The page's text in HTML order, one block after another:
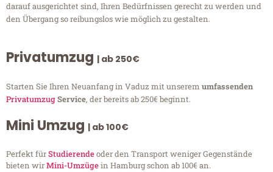
darauf ausgerichtet sind, Ihren Bedürfnissen gerecht zu werden und
den Übergang so reibungslos wie möglich zu gestalten.
Privatumzug | ab 250€
Starten Sie Ihren Neuanfang in Vaduz mit unserem umfassenden
PrivatumzugService, der bereits ab 250€ beginnt.
Mini Umzug | ab 100€
Perfekt fürStudierendeoder den Transport weniger Gegenstände
bieten wirMini-Umzügein Hamburg schon ab 100€ an.